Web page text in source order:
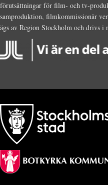
förutsättningar för film- och tv-
samproduktion, filmkommissionär
ägs av Region Stockholm och drivs i